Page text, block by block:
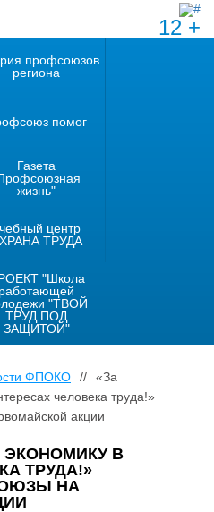
12 +
профсоюзов
региона
помог
Газета
жизнь"
центр
ТРУДА
"Школа
работающей
"ТВОЙ
ТРУД ПОД
ЗАЩИТОЙ"
ФПОКО //
«За
человека труда!»
акции
ЭКОНОМИКУ В
ТРУДА!»
НА